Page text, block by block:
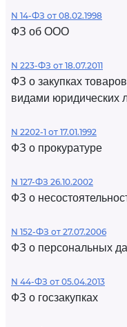
N 14-ФЗ от 08.02.1998
ФЗ об ООО
N 223-ФЗ от 18.07.2011
ФЗ о закупках
видами юридических
N 2202-1 от 17.01.1992
ФЗ о прокуратуре
N 127-ФЗ 26.10.2002
ФЗ о
N 152-ФЗ от 27.07.2006
ФЗ о персональных
N 44-ФЗ от 05.04.2013
ФЗ о госзакупках